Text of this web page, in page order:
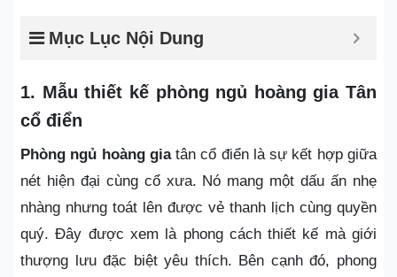
Mục Lục Nội Dung
1. Mẫu thiết kế phòng ngủ hoàng gia Tân
cổ điển
Phòng ngủ hoàng giatân cổ điển là sự kết hợp giữa
nét hiện đại cùng cổ xưa. Nó mang một dấu ấn nhẹ
nhàng nhưng toát lên được vẻ thanh lịch cùng quyền
quý. Đây được xem là phong cách thiết kế mà giới
thượng lưu đặc biệt yêu thích. Bên cạnh đó, phong